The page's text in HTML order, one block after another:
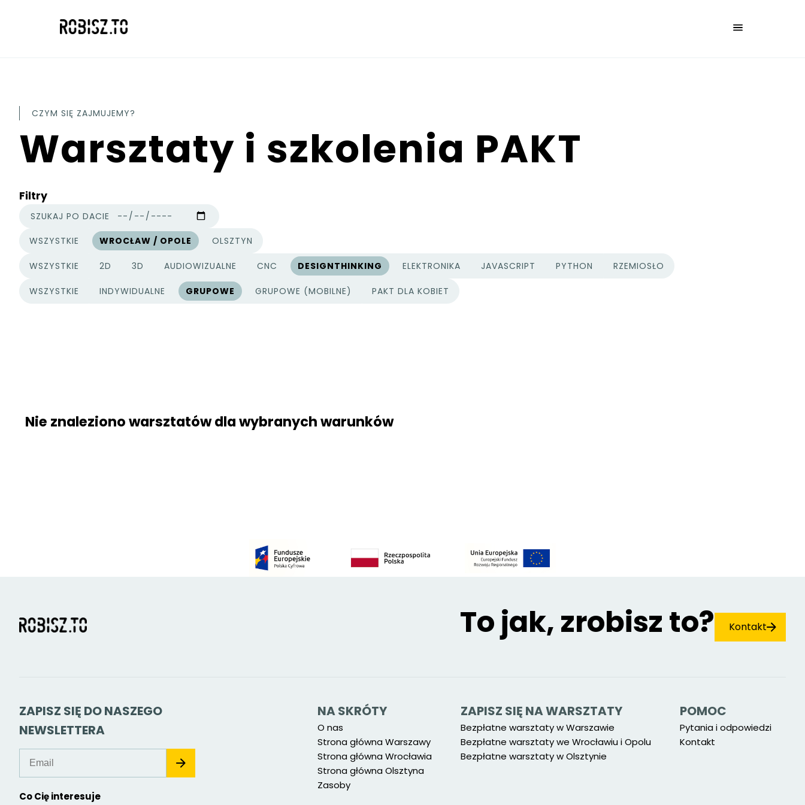
CZYM SIĘ ZAJMUJEMY?
Warsztaty i szkolenia PAKT
Filtry
SZUKAJ PO DACIE
WSZYSTKIE
MIASTA
WROCŁAW / OPOLE OLSZTYN
WSZYSTKIE
KATEGORIE PROJEKTÓW
2D 3D AUDIOWIZUALNE CNC DESIGNTHINKING ELEKTRONIKA JAVASCRIPT PYTHON RZEMIOSŁO
WSZYSTKIE
TYPY PROJEKTÓW
INDYWIDUALNE GRUPOWE GRUPOWE (MOBILNE) PAKT DLA KOBIET
Nie znaleziono warsztatów dla wybranych warunków
To jak, zrobisz to? Kontakt
ZAPISZ SIĘ DO NASZEGO
NEWSLETTERA
Co Cię interesuje
NA SKRÓTY
O nas
Strona główna Warszawy
Strona główna Wrocławia
Strona główna Olsztyna
Zasoby
ZAPISZ SIĘ NA WARSZTATY
Bezpłatne warsztaty w Warszawie
Bezpłatne warsztaty we Wrocławiu i Opolu
Bezpłatne warsztaty w Olsztynie
POMOC
Pytania i odpowiedzi
Kontakt